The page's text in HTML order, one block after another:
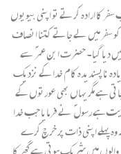
ارادہ کرتے تو اپنی بیویوں
سفر میں لے جاتے کتنا انصاف
دیا گیا۔ حضرت ابن عمر ؐ سے
ناپسندیدہ کام خدا کے نزدیک
ہے مگر یہاں بھی عورتوں کے
ہے رسول ؐ نے فرمایا جب خدا
وہ پہلے اپنی ذات پر خرچ کرے